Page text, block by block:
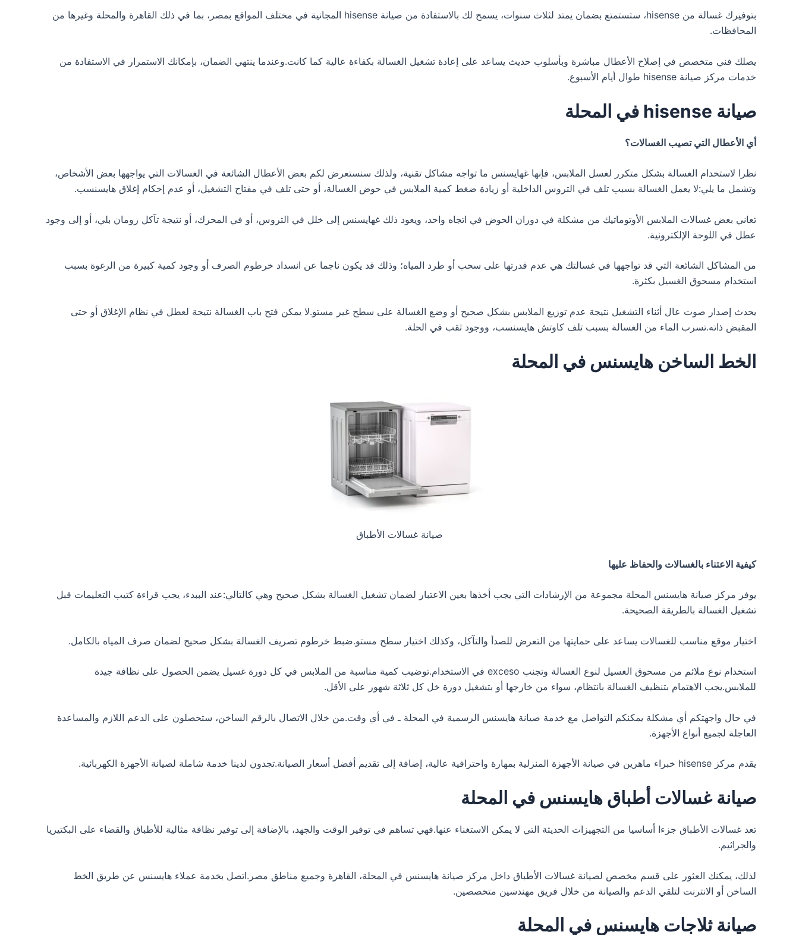
بتوفيرك غسالة من hisense، ستستمتع بضمان يمتد لثلاث سنوات، يسمح لك بالاستفادة من صيانة hisense المجانية في مختلف المواقع بمصر، بما في ذلك القاهرة والمحلة وغيرها من
المحافظات.
يصلك فني متخصص في إصلاح الأعطال مباشرة وبأسلوب حديث يساعد على إعادة تشغيل الغسالة بكفاءة عالية كما كانت.وعندما ينتهي الضمان، بإمكانك الاستمرار في الاستفادة من
خدمات مركز صيانة hisense طوال أيام الأسبوع.
صيانة hisense في المحلة
أي الأعطال التي تصيب الغسالات؟
نظرا لاستخدام الغسالة بشكل متكرر لغسل الملابس، فإنها غهايسنس ما تواجه مشاكل تقنية، ولذلك سنستعرض لكم بعض الأعطال الشائعة في الغسالات التي يواجهها بعض الأشخاص،
وتشمل ما يلي:لا يعمل الغسالة بسبب تلف في التروس الداخلية أو زيادة ضغط كمية الملابس في حوض الغسالة، أو حتى تلف في مفتاح التشغيل، أو عدم إحكام إغلاق هايسنسب.
تعاني بعض غسالات الملابس الأوتوماتيك من مشكلة في دوران الحوض في اتجاه واحد، ويعود ذلك غهايسنس إلى خلل في التروس، أو في المحرك، أو نتيجة تآكل رومان بلي، أو إلى وجود
عطل في اللوحة الإلكترونية.
من المشاكل الشائعة التي قد تواجهها في غسالتك هي عدم قدرتها على سحب أو طرد المياه؛ وذلك قد يكون ناجما عن انسداد خرطوم الصرف أو وجود كمية كبيرة من الرغوة بسبب
استخدام مسحوق الغسيل بكثرة.
يحدث إصدار صوت عال أثناء التشغيل نتيجة عدم توزيع الملابس بشكل صحيح أو وضع الغسالة على سطح غير مستو.لا يمكن فتح باب الغسالة نتيجة لعطل في نظام الإغلاق أو حتى
المقبض ذاته.تسرب الماء من الغسالة بسبب تلف كاوتش هايسنسب، ووجود ثقب في الحلة.
الخط الساخن هايسنس في المحلة
صيانة غسالات الأطباق
كيفية الاعتناء بالغسالات والحفاظ عليها
يوفر مركز صيانة هايسنس المحلة مجموعة من الإرشادات التي يجب أخذها بعين الاعتبار لضمان تشغيل الغسالة بشكل صحيح وهي كالتالي:عند الببدء، يجب قراءة كتيب التعليمات قبل
تشغيل الغسالة بالطريقة الصحيحة.
اختيار موقع مناسب للغسالات يساعد على حمايتها من التعرض للصدأ والتآكل، وكذلك اختيار سطح مستو.ضبط خرطوم تصريف الغسالة بشكل صحيح لضمان صرف المياه بالكامل.
استخدام نوع ملائم من مسحوق الغسيل لنوع الغسالة وتجنب exceso في الاستخدام.توضيب كمية مناسبة من الملابس في كل دورة غسيل يضمن الحصول على نظافة جيدة
للملابس.يجب الاهتمام بتنظيف الغسالة بانتظام، سواء من خارجها أو بتشغيل دورة خل كل ثلاثة شهور على الأقل.
في حال واجهتكم أي مشكلة يمكنكم التواصل مع خدمة صيانة هايسنس الرسمية في المحلة ـ في أي وقت.من خلال الاتصال بالرقم الساخن، ستحصلون على الدعم اللازم والمساعدة
العاجلة لجميع أنواع الأجهزة.
يقدم مركز hisense خبراء ماهرين في صيانة الأجهزة المنزلية بمهارة واحترافية عالية، إضافة إلى تقديم أفضل أسعار الصيانة.تجدون لدينا خدمة شاملة لصيانة الأجهزة الكهربائية.
صيانة غسالات أطباق هايسنس في المحلة
تعد غسالات الأطباق جزءا أساسيا من التجهيزات الحديثة التي لا يمكن الاستغناء عنها.فهي تساهم في توفير الوقت والجهد، بالإضافة إلى توفير نظافة مثالية للأطباق والقضاء على البكتيريا
والجراثيم.
لذلك، يمكنك العثور على قسم مخصص لصيانة غسالات الأطباق داخل مركز صيانة هايسنس في المحلة، القاهرة وجميع مناطق مصر.اتصل بخدمة عملاء هايسنس عن طريق الخط
الساخن أو الانترنت لتلقي الدعم والصيانة من خلال فريق مهندسين متخصصين.
صيانة ثلاجات هايسنس في المحلة